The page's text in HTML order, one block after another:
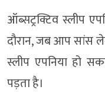
ऑब्सट्रक्टिव स्लीप
दौरान, जब आप सांस
स्लीप एपनिया हो
पड़ता है।